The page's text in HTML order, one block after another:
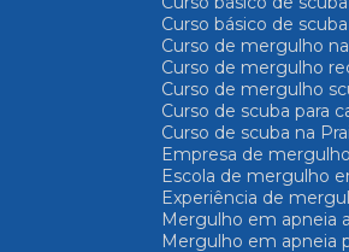
Curso básico de
Curso de mergulho
Curso de mergulho
Curso de mergulho
Curso de scuba para
Curso de scuba na
Empresa de
Escola de mergulho
Experiência de
Mergulho em apneia
Mergulho em apneia